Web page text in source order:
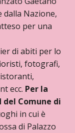
dalla Nazione,
per una
di abiti per lo
fotografi,
ecc. Per la
Comune di
in cui è
di Palazzo